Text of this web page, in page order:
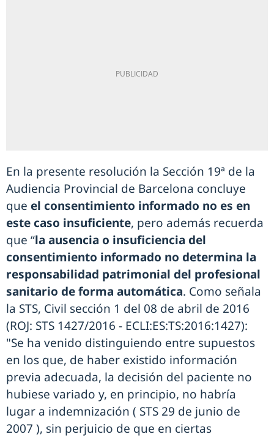
En la presente resolución la Sección 19ª de la
Audiencia Provincial de Barcelona concluye
que el consentimiento informado no es en
este caso insuficiente, pero además recuerda
que “la ausencia o insuficiencia del
consentimiento informado no determina la
responsabilidad patrimonial del profesional
sanitario de forma automática. Como señala
la STS, Civil sección 1 del 08 de abril de 2016
(ROJ: STS 1427/2016 - ECLI:ES:TS:2016:1427):
"Se ha venido distinguiendo entre supuestos
en los que, de haber existido información
previa adecuada, la decisión del paciente no
hubiese variado y, en principio, no habría
lugar a indemnización ( STS 29 de junio de
2007 ), sin perjuicio de que en ciertas